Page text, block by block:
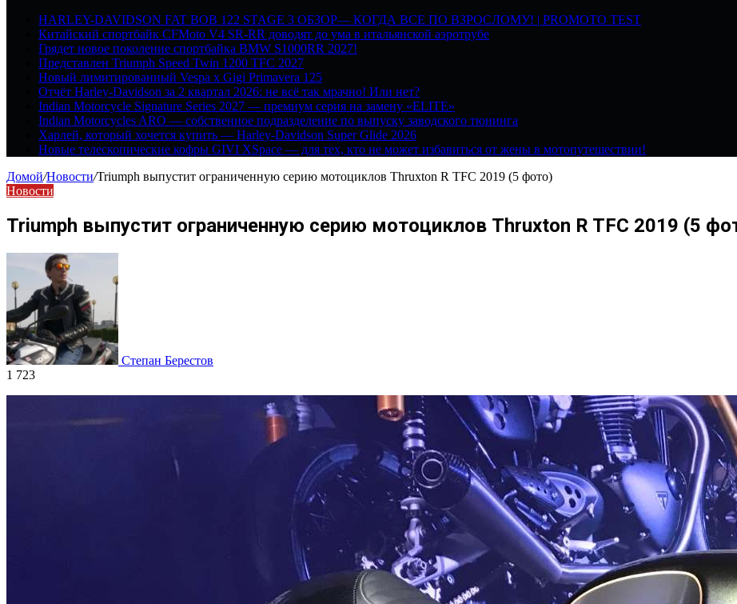
HARLEY-DAVIDSON FAT BOB 122 STAGE 3 ОБЗОР— КОГДА ВСЕ ПО ВЗРОСЛОМУ! | PROMOTO TEST
Китайский спортбайк CFMoto V4 SR-RR доводят до ума в итальянской аэротрубе
Грядет новое поколение спортбайка BMW S1000RR 2027!
Представлен Triumph Speed Twin 1200 TFC 2027
Новый лимитированный Vespa x Gigi Primavera 125
Отчёт Harley-Davidson за 2 квартал 2026: не всё так мрачно! Или нет?
Indian Motorcycle Signature Series 2027 — премиум серия на замену «ELITE»
Indian Motorcycles ARO — собственное подразделение по выпуску заводского тюнинга
Харлей, который хочется купить — Harley-Davidson Super Glide 2026
Новые телескопические кофры GIVI XSpace — для тех, кто не может избавиться от жены в мотопутешествии!
Домой/Новости/Triumph выпустит ограниченную серию мотоциклов Thruxton R TFC 2019 (5 фото)
Новости
Triumph выпустит ограниченную серию мотоциклов Thruxton R TFC 2019 (5
Степан Берестов
1 723